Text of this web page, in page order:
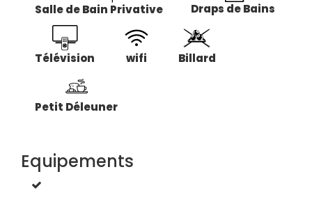
Salle de Bain Privative Draps de Bains
Télévision wifi Billard
Petit Déleuner
Equipements